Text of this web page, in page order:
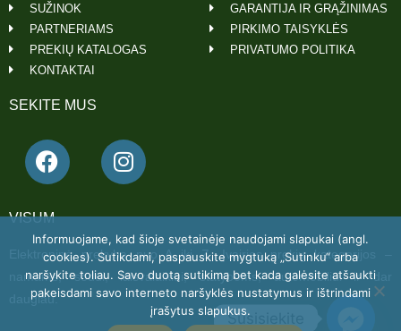
VISUM
Elektroninė prekyba nuo A iki Z. Įvairios prekių kategorijos –
namams, sodui, laisvalaikiui, statyboms, automobiliui ir dar
daugiau.
SEKITE MUS
GARANTIJA IR GRĄŽINIMAS
PIRKIMO TAISYKLĖS
PRIVATUMO POLITIKA
SUŽINOK
PARTNERIAMS
PREKIŲ KATALOGAS
KONTAKTAI
Informuojame, kad šioje svetainėje naudojami slapukai (angl.
cookies). Sutikdami, paspauskite mygtuką „Sutinku“ arba
naršykite toliau. Savo duotą sutikimą bet kada galėsite atšaukti
pakeisdami savo interneto naršyklės nustatymus ir ištrindami
įrašytus slapukus.Susisiekite